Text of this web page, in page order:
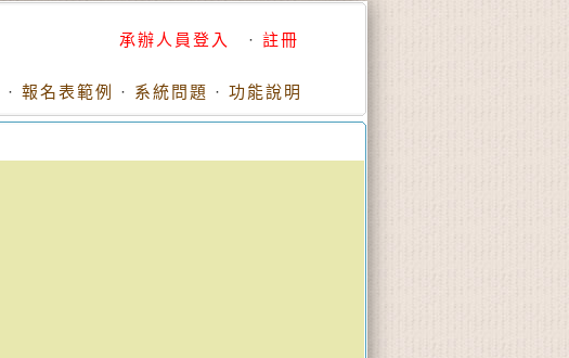
承辦人員登入 · 註冊
· 報名表範例 · 系統問題 · 功能說明